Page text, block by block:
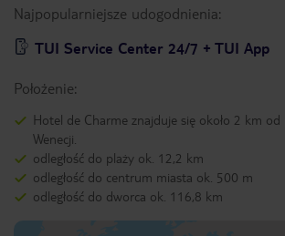
Najpopularniejsze udogodnienia:
TUI Service Center 24/7 + TUI App
Położenie:
Hotel de Charme znajduje się około 2 km
Wenecji.
odległość do plaży ok. 12,2 km
odległość do centrum miasta ok. 500 m
odległość do dworca ok. 116,8 km